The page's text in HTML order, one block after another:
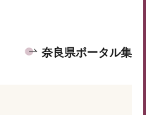
奈良県ポータル集